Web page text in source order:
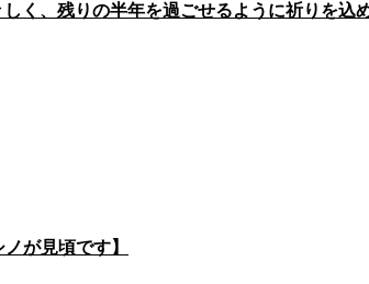
く、残りの半年を過ごせるように祈りを込
が見頃です】